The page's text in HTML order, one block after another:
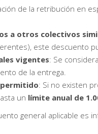
de la retribución en
a otros colectivos
este descuento
vigentes: Se
de la entrega.
: Si no existen
un límite anual de
general aplicable es